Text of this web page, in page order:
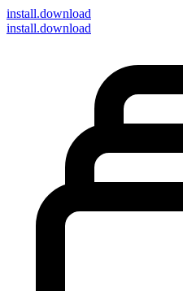
install.download
install.download